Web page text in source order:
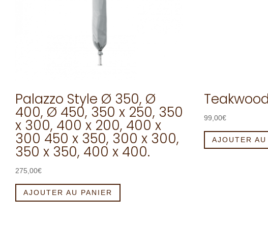
Palazzo Style Ø 350, Ø
400, Ø 450, 350 x 250, 350
x 300, 400 x 200, 400 x
300 450 x 350, 300 x 300,
350 x 350, 400 x 400.
275,00€
AJOUTER AU PANIER
Teakwood
99,00€
AJOUTER AU